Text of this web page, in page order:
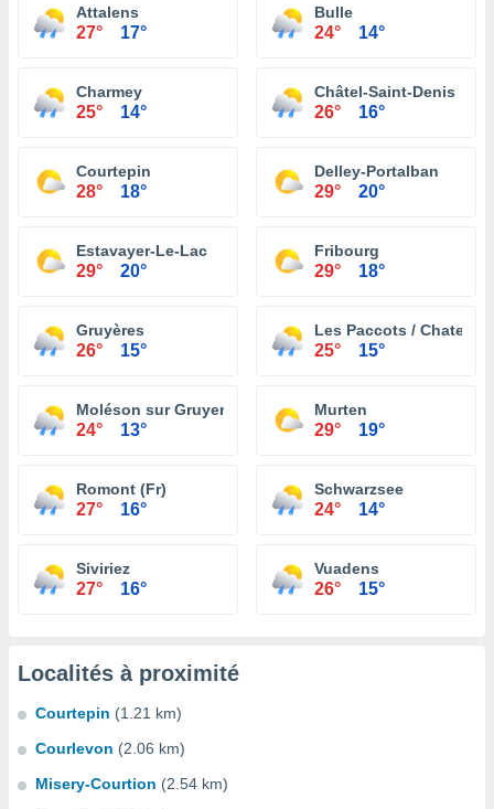
Attalens
27° 17°
Bulle
24° 14°
Charmey
25° 14°
Châtel-Saint-Denis
26° 16°
Courtepin
28° 18°
Delley-Portalban
29° 20°
Estavayer-Le-Lac
29° 20°
Fribourg
29° 18°
Gruyères
26° 15°
Les Paccots / Chatel St
25° 15°
Moléson sur Gruyeres
24° 13°
Murten
29° 19°
Romont (Fr)
27° 16°
Schwarzsee
24° 14°
Siviriez
27° 16°
Vuadens
26° 15°
Localités à proximité
Courtepin (1.21 km)
Courlevon (2.06 km)
Misery-Courtion (2.54 km)